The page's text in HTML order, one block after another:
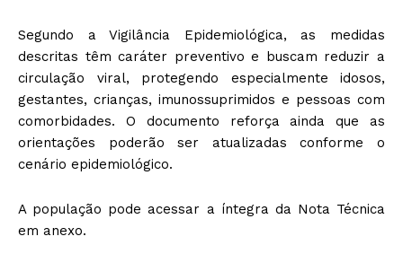
Segundo a Vigilância Epidemiológica, as medidas
descritas têm caráter preventivo e buscam reduzir a
circulação viral, protegendo especialmente idosos,
gestantes, crianças, imunossuprimidos e pessoas com
comorbidades. O documento reforça ainda que as
orientações poderão ser atualizadas conforme o
cenário epidemiológico.
A população pode acessar a íntegra da Nota Técnica
em anexo.